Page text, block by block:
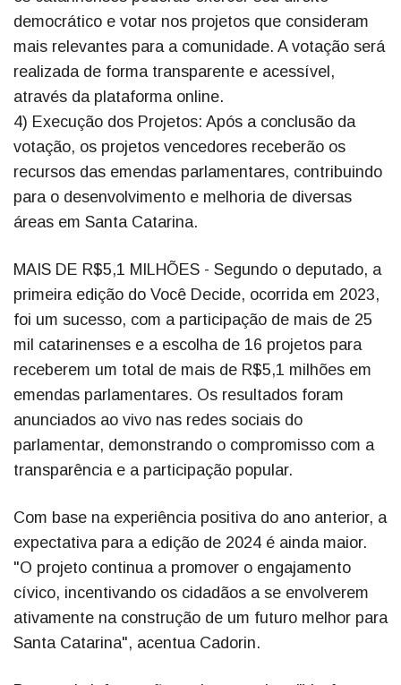
democrático e votar nos projetos que consideram
mais relevantes para a comunidade. A votação será
realizada de forma transparente e acessível,
através da plataforma online.
4) Execução dos Projetos: Após a conclusão da
votação, os projetos vencedores receberão os
recursos das emendas parlamentares, contribuindo
para o desenvolvimento e melhoria de diversas
áreas em Santa Catarina.
MAIS DE R$5,1 MILHÕES - Segundo o deputado, a
primeira edição do Você Decide, ocorrida em 2023,
foi um sucesso, com a participação de mais de 25
mil catarinenses e a escolha de 16 projetos para
receberem um total de mais de R$5,1 milhões em
emendas parlamentares. Os resultados foram
anunciados ao vivo nas redes sociais do
parlamentar, demonstrando o compromisso com a
transparência e a participação popular.
Com base na experiência positiva do ano anterior, a
expectativa para a edição de 2024 é ainda maior.
"O projeto continua a promover o engajamento
cívico, incentivando os cidadãos a se envolverem
ativamente na construção de um futuro melhor para
Santa Catarina", acentua Cadorin.